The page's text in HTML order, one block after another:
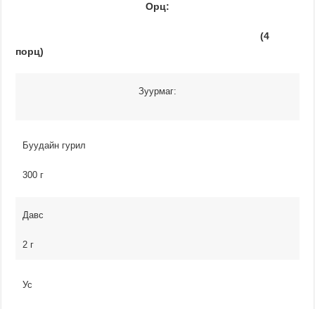
Орц:
(4
порц)
Зуурмаг:
Буудайн гурил
300 г
Давс
2 г
Ус